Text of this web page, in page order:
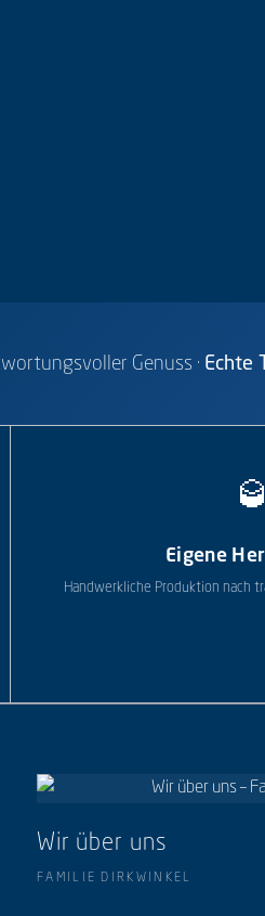
Genuss · Echte
🥃
Eigene
Handwerkliche Produktion nach
Wir über uns
FAMILIE DIRKWINKEL